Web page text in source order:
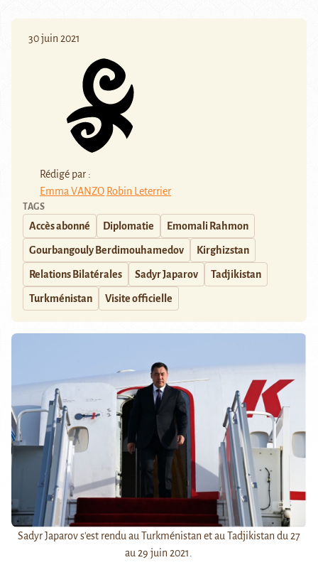
30 juin 2021
Rédigé par :
Emma VANZO Robin Leterrier
TAGS
Accès abonné Diplomatie Emomali Rahmon
Gourbangouly Berdimouhamedov Kirghizstan
Relations Bilatérales Sadyr Japarov Tadjikistan
Turkménistan Visite officielle
Sadyr Japarov s'est rendu au Turkménistan et au Tadjikistan du 27
au 29 juin 2021.